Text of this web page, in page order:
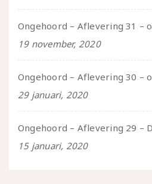
19 november, 2020
29 januari, 2020
Ongehoord – Aflevering 29 –
15 januari, 2020